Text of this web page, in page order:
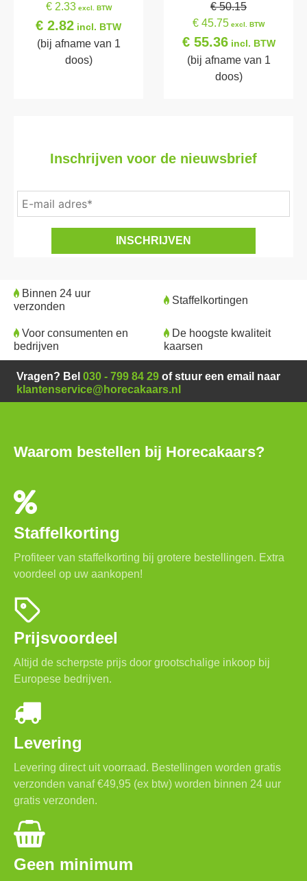
€ 2.33excl. BTW
€ 2.82 incl. BTW
(bij afname van 1
doos)
€ 50.15
€ 45.75 excl. BTW
€ 55.36incl. BTW
(bij afname van 1
doos)
Inschrijven voor de nieuwsbrief
Binnen 24 uur
verzonden
Staffelkortingen
Voor consumenten en
bedrijven
De hoogste kwaliteit
kaarsen
Vragen? Bel 030 - 799 84 29 of stuur een email naar
klantenservice@horecakaars.nl
Waarom bestellen bij Horecakaars?
Staffelkorting
Profiteer van staffelkorting bij grotere bestellingen. Extra
voordeel op uw aankopen!
Prijsvoordeel
Altijd de scherpste prijs door grootschalige inkoop bij
Europese bedrijven.
Levering
Levering direct uit voorraad. Bestellingen worden gratis
verzonden vanaf €49,95 (ex btw) worden binnen 24 uur
gratis verzonden.
Geen minimum